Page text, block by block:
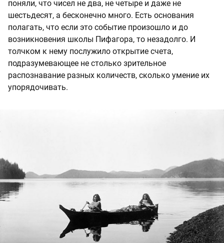
поняли, что чисел не два, не четыре и даже не
шестьдесят, а бесконечно много. Есть основания
полагать, что если это событие произошло и до
возникновения школы Пифагора, то незадолго. И
толчком к нему послужило открытие счета,
подразумевающее не столько зрительное
распознавание разных количеств, сколько умение их
упорядочивать.